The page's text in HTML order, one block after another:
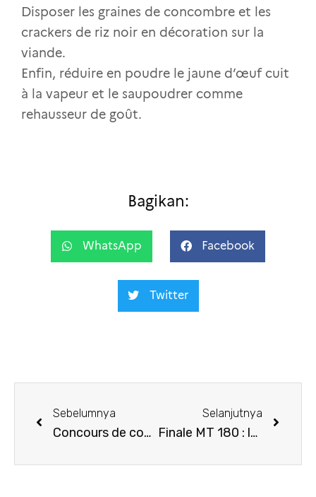
Disposer les graines de concombre et les
crackers de riz noir en décoration sur la
viande.
Enfin, réduire en poudre le jaune d’œuf cuit
à la vapeur et le saupoudrer comme
rehausseur de goût.
Bagikan:
WhatsApp Facebook
Twitter
Sebelumnya
Concours de courts métrages « Talenta Masa Depan: Sinema »
Selanjutnya
Finale MT 180 : les résultats